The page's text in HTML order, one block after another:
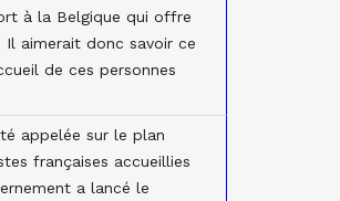
à la Belgique qui offre
aimerait donc savoir ce
de ces personnes
appelée sur le plan
françaises accueillies
a lancé le